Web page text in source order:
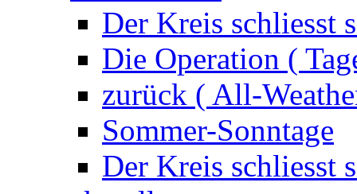
Der Kreis schliesst
Die Operation (
zurück ( All-
Sommer-Sonntage
Der Kreis schliesst